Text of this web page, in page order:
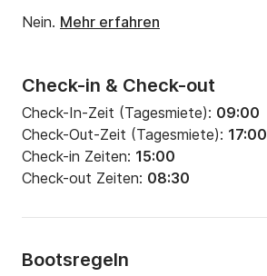
Check-in & Check-out
Check-In-Zeit (Tagesmiete): 09:00
Check-Out-Zeit (Tagesmiete): 17:00
Check-in Zeiten: 15:00
Check-out Zeiten: 08:30
Bootsregeln
Nein. Mehr erfahren